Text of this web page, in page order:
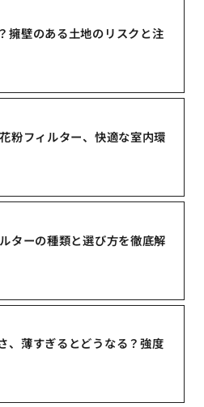
擁壁のある土地のリスクと注
粉フィルター、快適な室内環
ターの種類と選び方を徹底解
、薄すぎるとどうなる？強度